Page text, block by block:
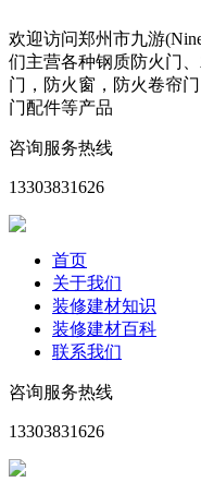
欢迎访问郑州市九游
们主营各种钢质防火门
门，防火窗，防火卷帘
门配件等产品
咨询服务热线
13303831626
首页
关于我们
装修建材知识
装修建材百科
联系我们
咨询服务热线
13303831626